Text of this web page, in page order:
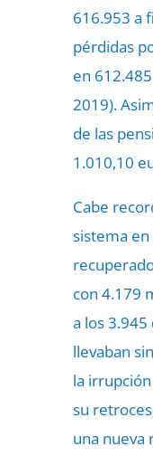
616.953 a
pérdidas
en
2019).
de las
1.010,10
Cabe
sistema
con 4.179
a los
llevaban
la
su
una nueva